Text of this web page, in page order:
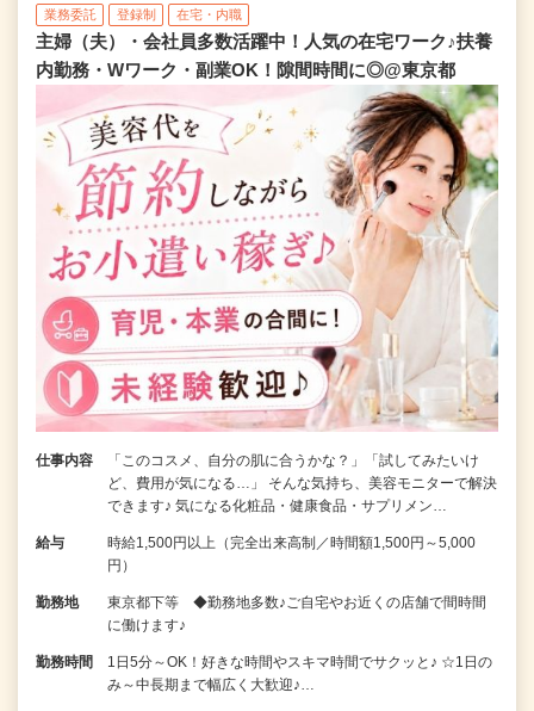
業務委託 登録制 在宅・内職
主婦（夫）・会社員多数活躍中！人気の在宅ワーク♪扶養
内勤務・Wワーク・副業OK！隙間時間に◎@東京都
仕事内容
「このコスメ、自分の肌に合うかな？」「試してみたいけ
ど、費用が気になる…」 そんな気持ち、美容モニターで解決
できます♪ 気になる化粧品・健康食品・サプリメン…
給与
時給1,500円以上（完全出来高制／時間額1,500円～5,000
円）
勤務地
東京都下等 ◆勤務地多数♪ご自宅やお近くの店舗で間時間
に働けます♪
勤務時間
1日5分～OK！好きな時間やスキマ時間でサクッと♪ ☆1日の
み～中長期まで幅広く大歓迎♪…